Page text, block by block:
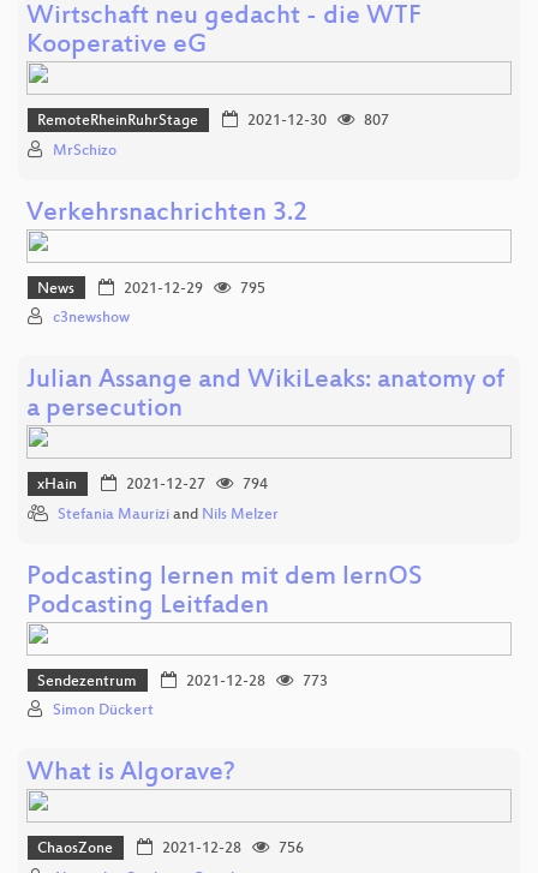
Wirtschaft neu gedacht - die WTF
Kooperative eG
RemoteRheinRuhrStage 2021-12-30
807
MrSchizo
Verkehrsnachrichten 3.2
News 2021-12-29
795
c3newshow
Julian Assange and WikiLeaks: anatomy of
a persecution
xHain 2021-12-27
794
Stefania Maurizi and Nils Melzer
Podcasting lernen mit dem lernOS
Podcasting Leitfaden
Sendezentrum 2021-12-28
773
Simon Dückert
What is Algorave?
ChaosZone 2021-12-28
756